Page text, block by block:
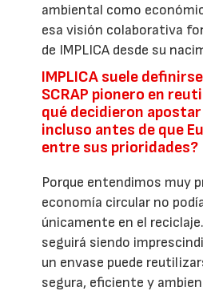
ambiental como
esa visión colaborativa
de IMPLICA desde su
IMPLICA suele
SCRAP pionero en
qué decidieron
incluso antes de que
entre sus prioridades?
Porque entendimos muy
economía circular no
únicamente en el
seguirá siendo
un envase puede
segura, eficiente y